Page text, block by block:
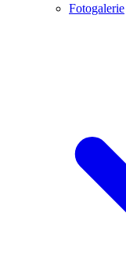
Fotogalerie